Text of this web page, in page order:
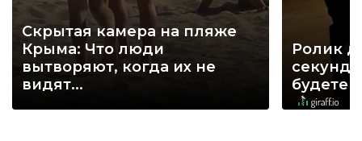
Скрытая камера на пляже
Крыма: Что люди
вытворяют, когда их не
видят...
Ролик
секунд,
будете